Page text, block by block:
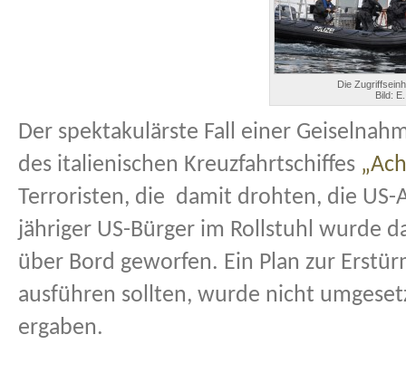
Die
Bild:
Der spektakulärste Fall einer
des italienischen Kreuzfahrtschiffes
Terroristen, die damit drohten, die US-
jähriger US-Bürger im Rollstuhl wurde
über Bord geworfen. Ein Plan zur
ausführen sollten, wurde nicht
ergaben.